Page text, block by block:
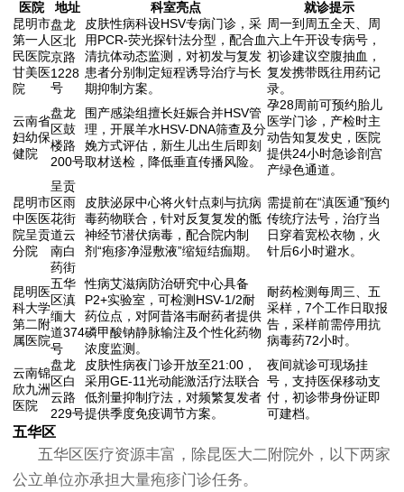
医院 地址 科室亮点
就诊提示
昆明市
第一人
民医院
甘美医
院
盘龙
区北
京路
1228
号
皮肤性病科设HSV专病门诊，采
用PCR-荧光探针法分型，配合血
清抗体动态监测，对初发与复发
患者分别制定短程诱导治疗与长
期抑制方案。
周一到周五全天、周
六上午开设专病号，
初诊建议空腹抽血，
复发携带既往用药记
录。
云南省
妇幼保
健院
盘龙
区鼓
楼路
200号
围产感染组擅长妊娠合并HSV管
理，开展羊水HSV-DNA筛查及分
娩方式评估，新生儿出生后即刻
取材送检，降低垂直传播风险。
孕28周前可预约胎儿
医学门诊，产检时主
动告知复发史，医院
提供24小时急诊剖宫
产绿色通道。
昆明市
中医医
院呈贡
分院
呈贡
区雨
花街
道云
南白
药街
皮肤泌尿中心将火针点刺与抗病
毒药物联合，针对反复复发的骶
神经节潜伏病毒，配合院内制
剂“疱疹净湿敷液”缩短结痂期。
需提前在“滇医通”预约
传统疗法号，治疗当
日穿着宽松衣物，火
针后6小时避水。
昆明医
科大学
第二附
属医院
五华
区滇
缅大
道374
号
性病艾滋病防治研究中心具备
P2+实验室，可检测HSV-1/2耐
药位点，对阿昔洛韦耐药者提供
磷甲酸钠静脉输注及个性化药物
浓度监测。
耐药检测每周三、五
采样，7个工作日取报
告，采样前需停用抗
病毒药72小时。
云南锦
欣九洲
医院
盘龙
区白
云路
229号
皮肤性病夜门诊开放至21:00，
采用GE-11光动能激活疗法联合
低剂量抑制疗法，对频繁复发者
提供季度免疫调节方案。
夜间就诊可现场挂
号，支持医保移动支
付，初诊带身份证即
可建档。
五华区
五华区医疗资源丰富，除昆医大二附院外，以下两家
公立单位亦承担大量疱疹门诊任务。